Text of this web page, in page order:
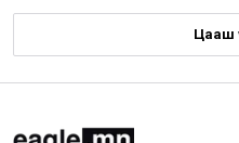
Цааш